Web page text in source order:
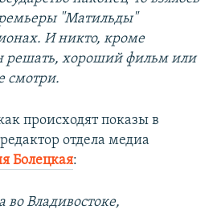
"Матильды"
И никто, кроме
решать, хороший фильм или
смотри.
происходят показы в
отдела медиа
Болецкая:
во Владивостоке,